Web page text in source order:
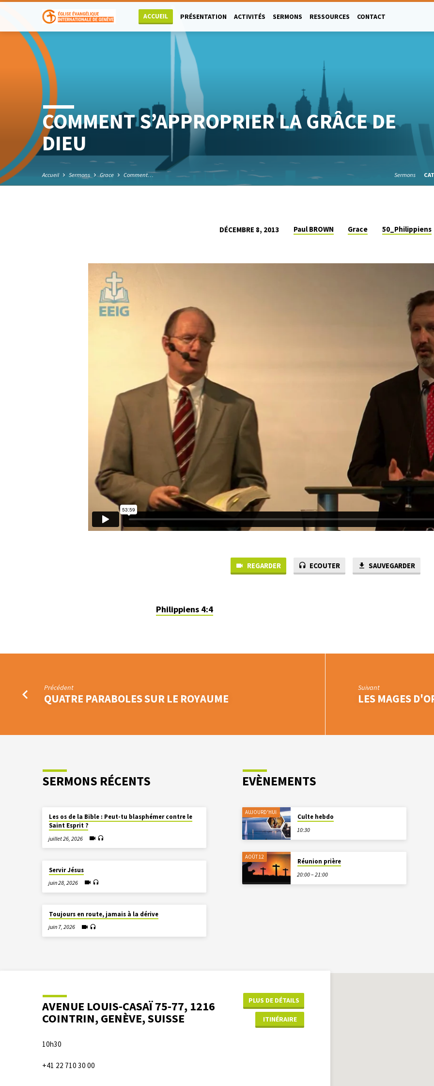
ACCUEIL PRÉSENTATION ACTIVITÉS SERMONS RESSOURCES CONTACT
COMMENT S’APPROPRIER LA GRÂCE DE
DIEU
Accueil Sermons Grace Comment… Sermons
S’APPROPRIER
GRÂCE
DÉCEMBRE 8, 2013 Paul BROWN Grace 50_Philippiens
REGARDER ECOUTER SAUVEGARDER
Philippiens 4:4
Précédent
QUATRE PARABOLES SUR LE ROYAUME
Suivant
LES MAGES
SERMONS RÉCENTS
Les os de la Bible : Peut-tu blasphémer contre le
Saint Esprit ?
juillet 26, 2026
Servir Jésus
juin 28, 2026
Toujours en route, jamais à la dérive
juin 7, 2026
EVÈNEMENTS
AUJOURD'HUI
Culte hebdo
10:30
AOÛT 12
Réunion prière
20:00 – 21:00
AVENUE LOUIS-CASAÏ 75-77, 1216
COINTRIN, GENÈVE, SUISSE
PLUS DE DÉTAILS
ITINÉRAIRE
10h30
+41 22 710 30 00